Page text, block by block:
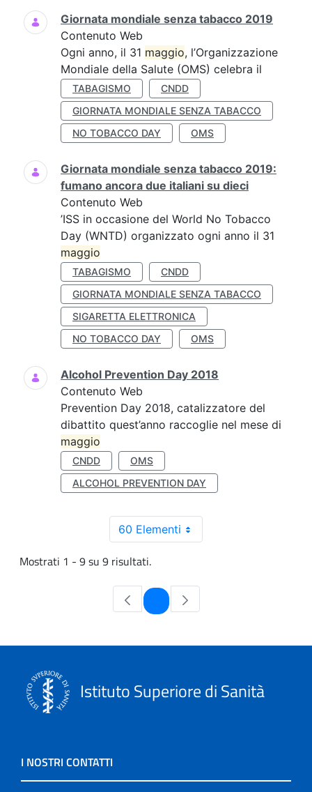
Giornata mondiale senza tabacco 2019
Contenuto Web
Ogni anno, il 31 maggio, l’Organizzazione
Mondiale della Salute (OMS) celebra il
TABAGISMO
CNDD
GIORNATA MONDIALE SENZA TABACCO
NO TOBACCO DAY
OMS
Giornata mondiale senza tabacco 2019:
fumano ancora due italiani su dieci
Contenuto Web
’ISS in occasione del World No Tobacco
Day (WNTD) organizzato ogni anno il 31
maggio
TABAGISMO
CNDD
GIORNATA MONDIALE SENZA TABACCO
SIGARETTA ELETTRONICA
NO TOBACCO DAY
OMS
Alcohol Prevention Day 2018
Contenuto Web
Prevention Day 2018, catalizzatore del
dibattito quest’anno raccoglie nel mese di
maggio
CNDD
OMS
ALCOHOL PREVENTION DAY
60 Elementi
Mostrati 1 - 9 su 9 risultati.
Pagina
Istituto Superiore di Sanità
I NOSTRI CONTATTI